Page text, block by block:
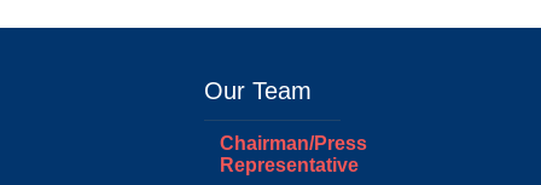
Our Team
Chairman/Press
Representative